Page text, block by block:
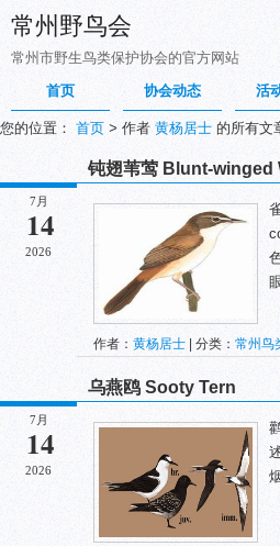
常州野鸟会
常州市野生鸟类保护协会的官方网站
首页
协会动态 活
您的位置： 首页 > 作者 黄杨居士 的所有文
7月
14
2026
钝翅苇莺 Blunt-winged
作者： 黄杨居士 | 分类： 常州鸟
7月
14
2026
乌燕鸥 Sooty Tern